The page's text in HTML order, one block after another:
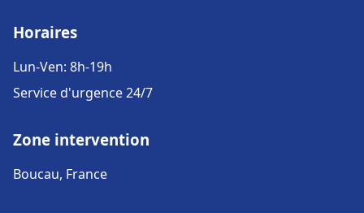
Horaires
Lun-Ven: 8h-19h
Service d'urgence 24/7
Zone intervention
Boucau, France